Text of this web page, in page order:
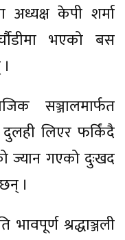
अध्यक्ष केपी शर्मा
भएको बस
सञ्जालमार्फत
लिएर फर्किंदै
ज्यान गएको दुःखद
।
भावपूर्ण श्रद्धाञ्जली